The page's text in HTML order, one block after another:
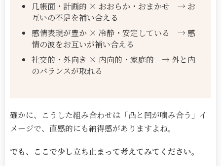
几帳面・計画的 × おおらか・おまかせ → お
互いの不足を補い合える
感情表現が豊か × 冷静・安定している → 感
情の波をお互いが補い合える
社交的・外向き × 内向的・家庭的 → 外と内
のバランスが取れる
確かに、こうした組み合わせは「凸と凹が噛み合う」イ
メージで、直感的にも納得感がありますよね。
でも、ここで少し立ち止まって考えてみてください。